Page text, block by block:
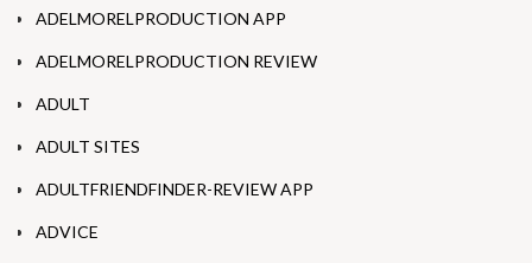
ADELMORELPRODUCTION APP
ADELMORELPRODUCTION REVIEW
ADULT
ADULT SITES
ADULTFRIENDFINDER-REVIEW APP
ADVICE